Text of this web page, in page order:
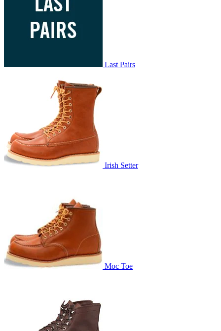
Last Pairs
Irish Setter
Moc Toe